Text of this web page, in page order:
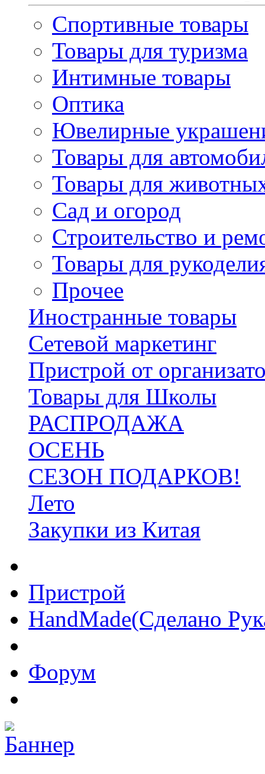
Спортивные товары
Товары для туризма
Интимные товары
Оптика
Ювелирные
Товары для
Товары для
Сад и огород
Строительство и
Товары для
Прочее
Иностранные товары
Сетевой маркетинг
Пристрой от
Товары для Школы
РАСПРОДАЖА
ОСЕНЬ
СЕЗОН ПОДАРКОВ!
Лето
Закупки из Китая
Пристрой
HandMade(Сделано
Форум